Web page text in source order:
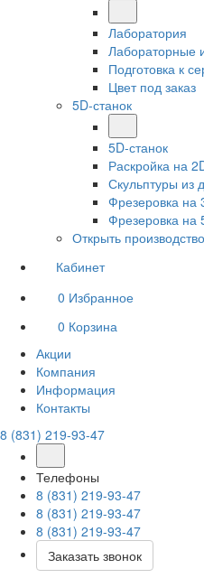
Лаборатория
Лабораторные
Подготовка к
Цвет под заказ
5D-станок
5D-станок
Раскройка на
Скульптуры из
Фрезеровка на
Фрезеровка на
Открыть производство
Кабинет
0 Избранное
0 Корзина
Акции
Компания
Информация
Контакты
8 (831) 219-93-47
Телефоны
8 (831) 219-93-47
8 (831) 219-93-47
8 (831) 219-93-47
Заказать звонок